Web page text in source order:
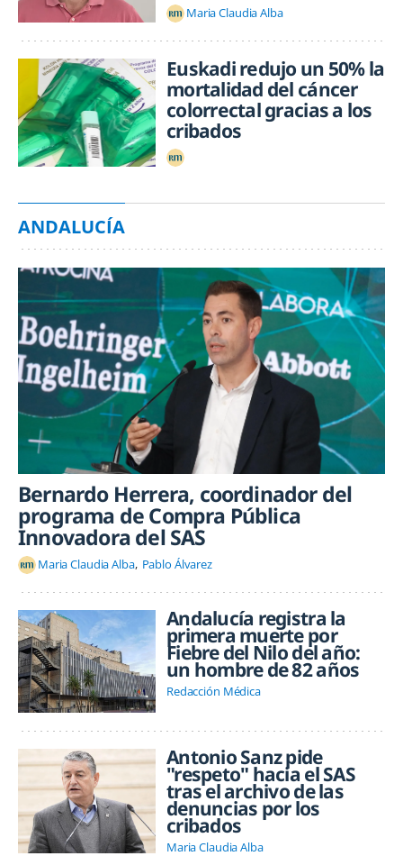
Maria Claudia Alba
Euskadi redujo un 50% la
mortalidad del cáncer
colorrectal gracias a los
cribados
ANDALUCÍA
Bernardo Herrera, coordinador del
programa de Compra Pública
Innovadora del SAS
Maria Claudia Alba Pablo Álvarez
Andalucía registra la
primera muerte por
Fiebre del Nilo del año:
un hombre de 82 años
Redacción Médica
Antonio Sanz pide
"respeto" hacia el SAS
tras el archivo de las
denuncias por los
cribados
Maria Claudia Alba